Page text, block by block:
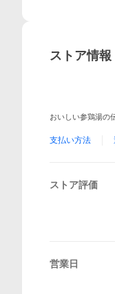
ストア情報
おいしい参鶏湯の
支払い方法
ストア評価
営業日